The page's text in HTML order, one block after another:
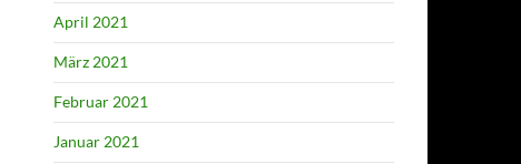
April 2021
März 2021
Februar 2021
Januar 2021